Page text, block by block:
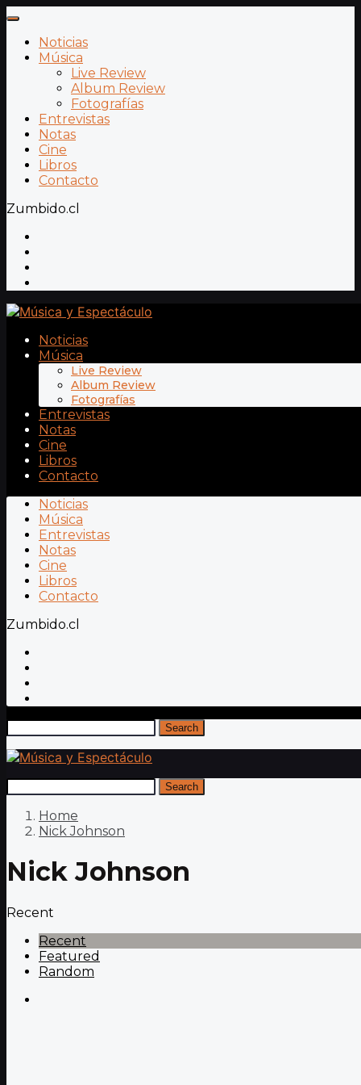
Noticias
Música
Live Review
Album Review
Fotografías
Entrevistas
Notas
Cine
Libros
Contacto
Zumbido.cl
Noticias
Música
Live Review
Album Review
Fotografías
Entrevistas
Notas
Cine
Libros
Contacto
Noticias
Música
Entrevistas
Notas
Cine
Libros
Contacto
Zumbido.cl
Search
Search
Home
Nick Johnson
Nick Johnson
Recent
Recent
Featured
Random